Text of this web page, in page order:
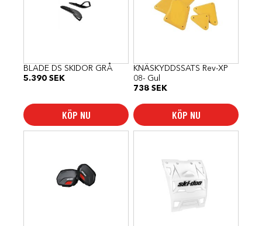
BLADE DS SKIDOR GRÅ
5.390 SEK
KÖP NU
KNÄSKYDDSSATS Rev-XP
08- Gul
738 SEK
KÖP NU